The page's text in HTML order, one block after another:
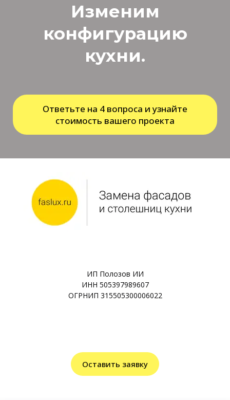
Изменим
конфигурацию
кухни.
Ответьте на 4 вопроса и узнайте
стоимость вашего проекта
ИП Полозов ИИ
ИНН 505397989607
ОГРНИП 315505300006022
Оставить заявку